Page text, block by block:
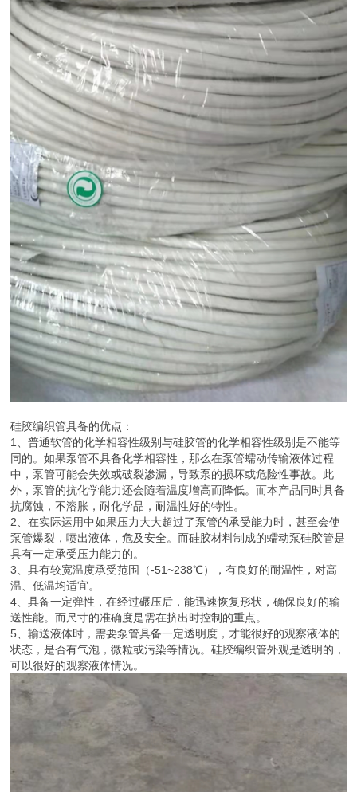
硅胶编织管具备的优点：
1、普通软管的化学相容性级别与硅胶管的化学相容性级别是不能等
同的。如果泵管不具备化学相容性，那么在泵管蠕动传输液体过程
中，泵管可能会失效或破裂渗漏，导致泵的损坏或危险性事故。此
外，泵管的抗化学能力还会随着温度增高而降低。而本产品同时具备
抗腐蚀，不溶胀，耐化学品，耐温性好的特性。
2、在实际运用中如果压力大大超过了泵管的承受能力时，甚至会使
泵管爆裂，喷出液体，危及安全。而硅胶材料制成的蠕动泵硅胶管是
具有一定承受压力能力的。
3、具有较宽温度承受范围（-51~238℃），有良好的耐温性，对高
温、低温均适宜。
4、具备一定弹性，在经过碾压后，能迅速恢复形状，确保良好的输
送性能。而尺寸的准确度是需在挤出时控制的重点。
5、输送液体时，需要泵管具备一定透明度，才能很好的观察液体的
状态，是否有气泡，微粒或污染等情况。硅胶编织管外观是透明的，
可以很好的观察液体情况。